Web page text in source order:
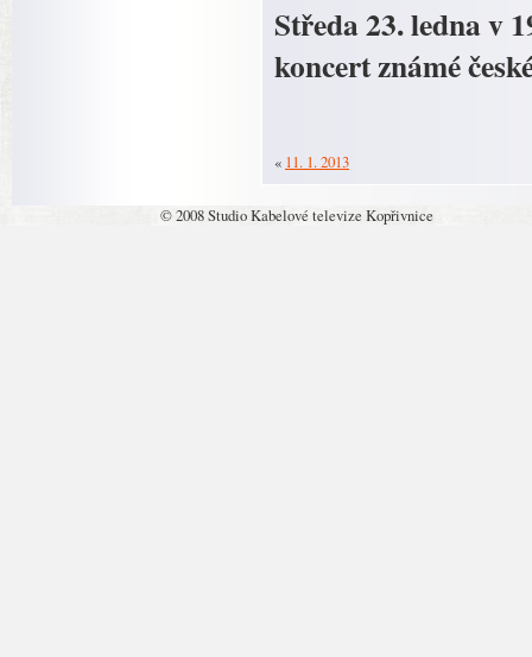
Středa 23. ledna v
koncert známé
« 11. 1. 2013
© 2008 Studio Kabelové televize Kopřivnice